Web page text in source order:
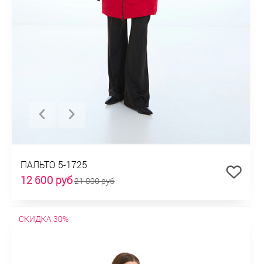
ПАЛЬТО 5-1725
12 600 руб21 000 руб
СКИДКА 30%